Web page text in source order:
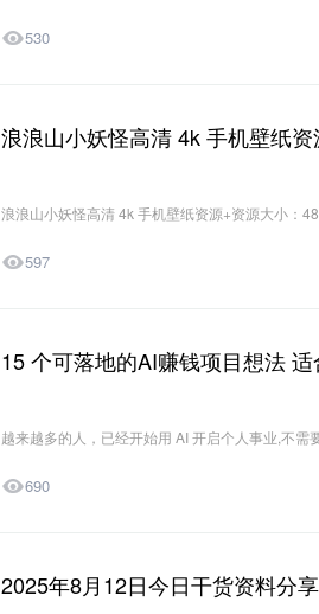
530
浪浪山小妖怪高清 4k 手机壁纸
浪浪山小妖怪高清 4k 手机壁纸资源+资源大小：
597
15 个可落地的AI赚钱项目想法
越来越多的人，已经开始用 AI 开启个人事业,不
690
2025年8月12日今日干货资料分享